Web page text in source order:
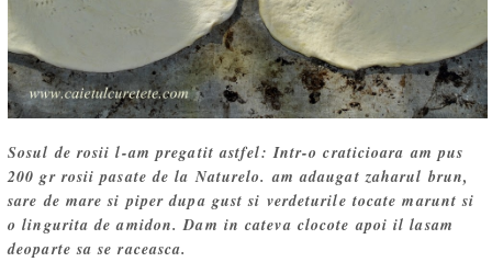
Sosul de rosii l-am pregatit astfel: Intr-o craticioara am pus
200 gr rosii pasate de la Naturelo. am adaugat zaharul brun,
sare de mare si piper dupa gust si verdeturile tocate marunt si
o lingurita de amidon. Dam in cateva clocote apoi il lasam
deoparte sa se raceasca.